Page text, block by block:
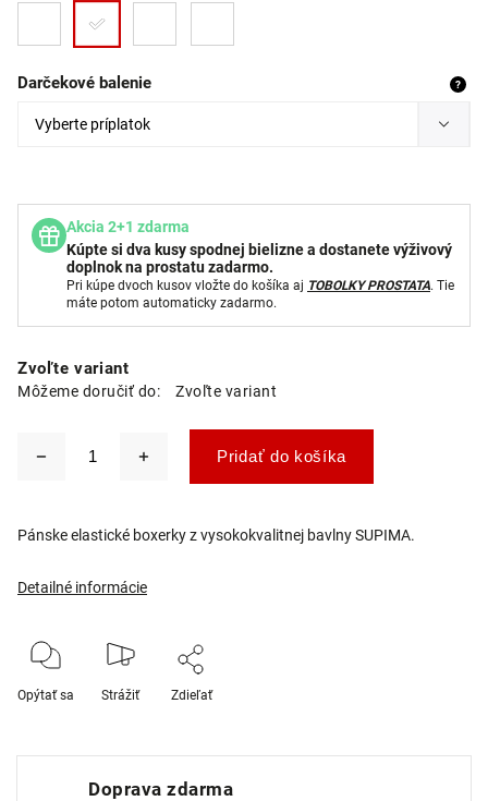
Zvoľte variant
Môžeme doručiť do: Zvoľte variant
Darčekové balenie ?
Pridať do košíka
Akcia 2+1 zdarma
Kúpte si dva kusy spodnej bielizne a dostanete výživový
doplnok na prostatu zadarmo.
Pri kúpe dvoch kusov vložte do košíka aj TOBOLKY PROSTATA. Tie
máte potom automaticky zadarmo.
Pánske elastické boxerky z vysokokvalitnej bavlny SUPIMA.
Detailné informácie
Opýtať sa Strážiť Zdieľať
Doprava zdarma